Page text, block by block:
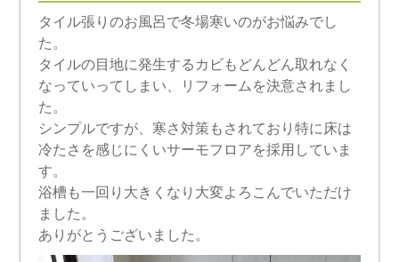
タイル張りのお風呂で冬場寒いのがお悩みでし
た。
タイルの目地に発生するカビもどんどん取れなく
なっていってしまい、リフォームを決意されまし
た。
シンプルですが、寒さ対策もされており特に床は
冷たさを感じにくいサーモフロアを採用していま
す。
浴槽も一回り大きくなり大変よろこんでいただけ
ました。
ありがとうございました。